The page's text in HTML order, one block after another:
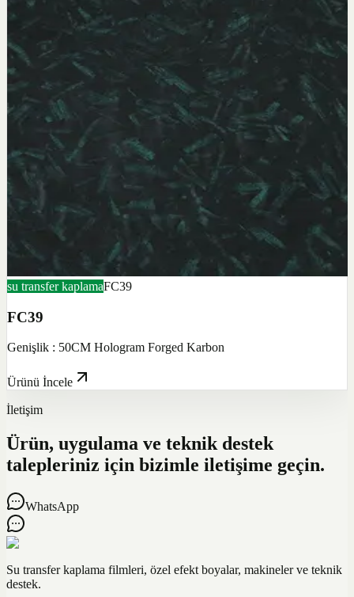
su transfer kaplamaFC39
FC39
Genişlik : 50CM Hologram Forged Karbon
Ürünü İncele
İletişim
Ürün, uygulama ve teknik destek
talepleriniz için bizimle iletişime geçin.
WhatsApp
Su transfer kaplama filmleri, özel efekt boyalar, makineler ve teknik
destek.